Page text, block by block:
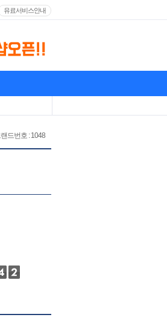
유료서비스안내
드번호 : 1048